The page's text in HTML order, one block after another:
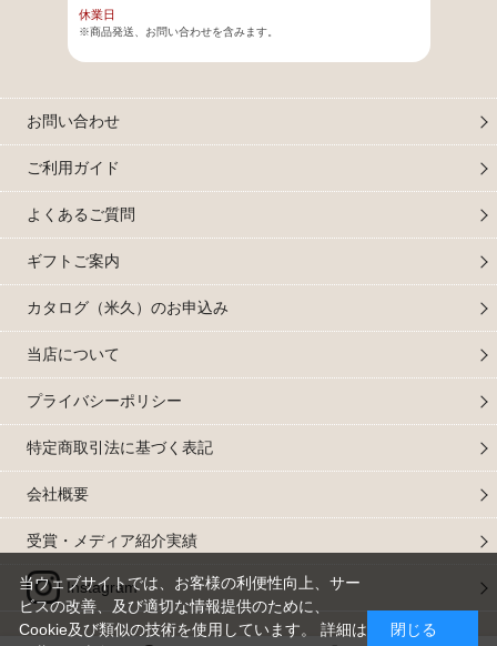
休業日
※商品発送、お問い合わせを含みます。
お問い合わせ
ご利用ガイド
よくあるご質問
ギフトご案内
カタログ（米久）のお申込み
当店について
プライバシーポリシー
特定商取引法に基づく表記
会社概要
受賞・メディア紹介実績
Instagram
当ウェブサイトでは、お客様の利便性向上、サー
ビスの改善、及び適切な情報提供のために、
Cookie及び類似の技術を使用しています。 詳細は
閉じる